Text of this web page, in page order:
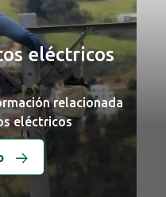
eléctricos
relacionada
eléctricos